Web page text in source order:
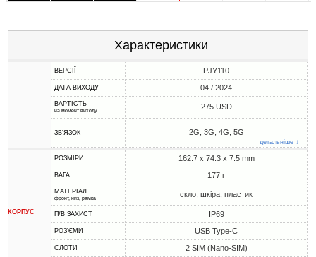
Характеристики
ВЕРСІЇ PJY110
ДАТА ВИХОДУ 04 / 2024
ВАРТІСТЬ
на момент виходу 275 USD
ЗВ'ЯЗОК 2G, 3G, 4G, 5G
детальніше ↓
КОРПУС
РОЗМІРИ 162.7 x 74.3 x 7.5 mm
ВАГА 177 г
МАТЕРІАЛ
фронт, низ, рамка скло, шкіра, пластик
П/В ЗАХИСТ IP69
РОЗ'ЄМИ USB Type-C
СЛОТИ 2 SIM (Nano-SIM)